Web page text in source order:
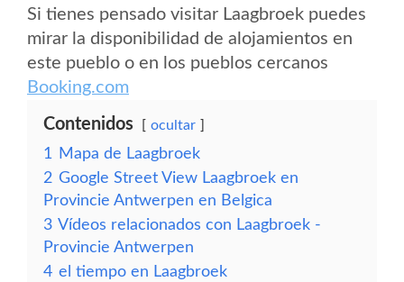
Si tienes pensado visitar Laagbroek puedes
mirar la disponibilidad de alojamientos en
este pueblo o en los pueblos cercanos
Booking.com
Contenidos ocultar
1
Mapa de Laagbroek
2 Google Street View Laagbroek en
Provincie Antwerpen en Belgica
3 Vídeos relacionados con Laagbroek -
Provincie Antwerpen
4 el tiempo en Laagbroek